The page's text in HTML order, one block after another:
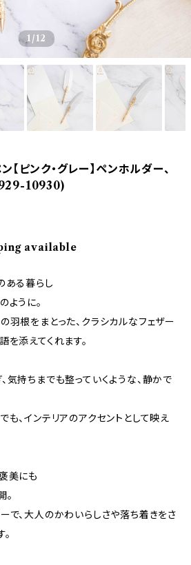
1 /12
【ピンク・グレー】ペンホルダー、
10930)
available
ある暮らし
ように。
羽根をまとった、クラシカルなフェザー
を添えてくれます。
気持ちまでも整っていくような、静かで
も、インテリアのアクセントとして映え
美にも
で、大人のかわいらしさや落ち着きをさ